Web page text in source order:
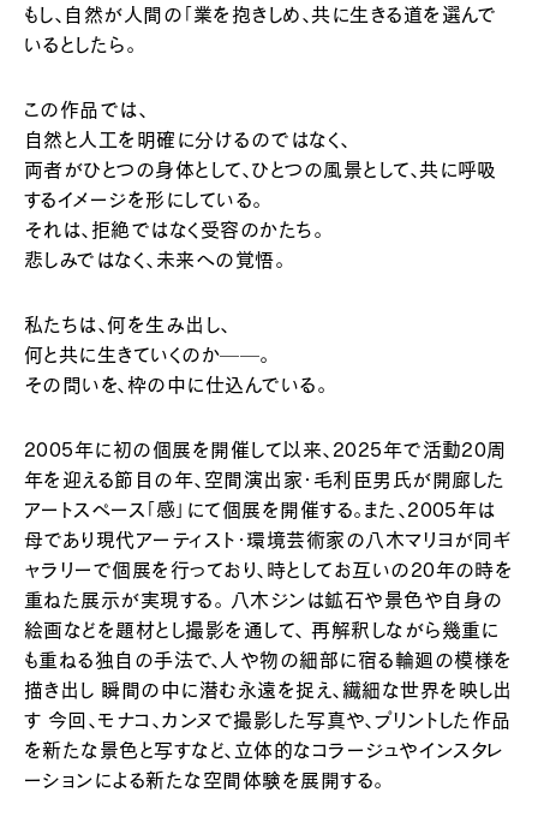
もし、自然が人間の「業を抱きしめ、共に生きる道を選んで
いるとしたら。
この作品では、
自然と人工を明確に分けるのではなく、
両者がひとつの身体として、ひとつの風景として、共に呼吸
するイメージを形にしている。
それは、拒絶ではなく受容のかたち。
悲しみではなく、未来への覚悟。
私たちは、何を生み出し、
何と共に生きていくのか——。
その問いを、枠の中に仕込んでいる。
2005年に初の個展を開催して以来、2025年で活動20周
年を迎える節目の年、空間演出家・毛利臣男氏が開廊した
アートスペース「感」にて個展を開催する。また、2005年は
母であり現代アーティスト・環境芸術家の八木マリヨが同ギ
ャラリーで個展を行っており、時としてお互いの20年の時を
重ねた展示が実現する。 八木ジンは鉱石や景色や自身の
絵画などを題材とし撮影を通して、 再解釈しながら幾重に
も重ねる独自の手法で、人や物の細部に宿る輪廻の模様を
描き出し 瞬間の中に潜む永遠を捉え、繊細な世界を映し出
す 今回、モナコ、カンヌで撮影した写真や、プリントした作品
を新たな景色と写すなど、立体的なコラージュやインスタレ
ーションによる新たな空間体験を展開する。